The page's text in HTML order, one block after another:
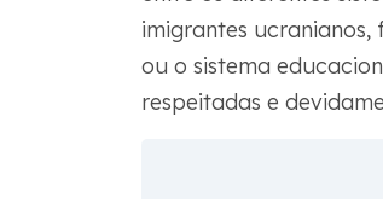
imigrantes
ou o sistema
respeitadas e